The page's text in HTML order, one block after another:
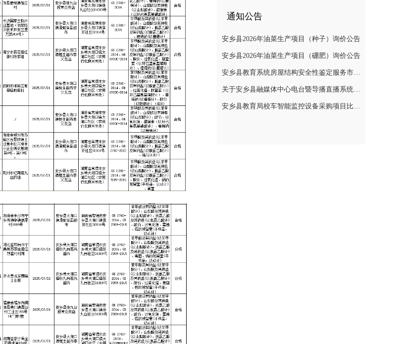
通知公告
安乡县2026年油菜生产项目（种子）询价公告
安乡县2026年油菜生产项目（硼肥）询价公告
安乡县教育系统房屋结构安全性鉴定服务市场价格调查公告
关于安乡县融媒体中心电台暨导播直播系统建设项目公开询价公告
安乡县教育局校车智能监控设备采购项目比选公告